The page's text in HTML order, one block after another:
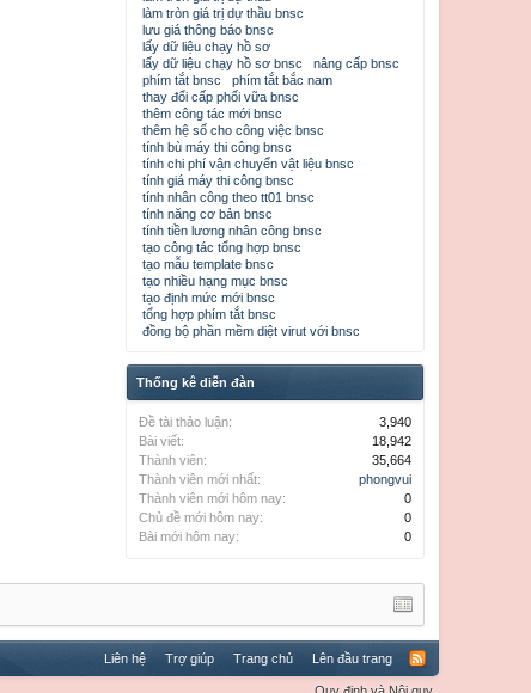
làm tròn giá trị dự thầu bnsc
lưu giá thông báo bnsc
lấy dữ liệu chạy hồ sơ
lấy dữ liệu chạy hồ sơ bnsc
nâng cấp bnsc
phím tắt bnsc
phím tắt bắc nam
thay đổi cấp phối vữa bnsc
thêm công tác mới bnsc
thêm hệ số cho công việc bnsc
tính bù máy thi công bnsc
tính chi phí vận chuyển vật liệu bnsc
tính giá máy thi công bnsc
tính nhân công theo tt01 bnsc
tính năng cơ bản bnsc
tính tiền lương nhân công bnsc
tạo công tác tổng hợp bnsc
tạo mẫu template bnsc
tạo nhiều hạng mục bnsc
tạo định mức mới bnsc
tổng hợp phím tắt bnsc
đồng bộ phần mềm diệt virut với bnsc
Thống kê diễn đàn
Đề tài thảo luận:
3,940
Bài viết:
18,942
Thành viên:
35,664
Thành viên mới nhất:
phongvui
Thành viên mới hôm nay:
0
Chủ đề mới hôm nay:
0
Bài mới hôm nay:
0
Liên hệ Trợ giúp Trang chủ Lên đầu trang